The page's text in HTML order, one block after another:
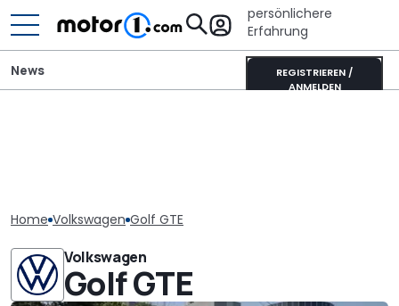
persönlichere
Erfahrung
REGISTRIEREN /
ANMELDEN
News
Home Volkswagen Golf GTE
Volkswagen
Golf GTE